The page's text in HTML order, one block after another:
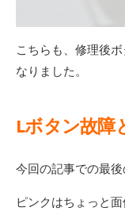
こちらも、修理後
なりました。
Lボタン故障
今回の記事での最後
ピンクはちょっと